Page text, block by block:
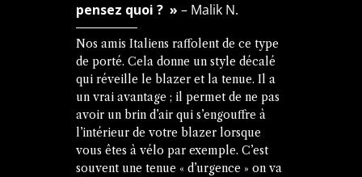
pensez quoi ? » – Malik N.
Nos amis Italiens raffolent de ce type
de porté. Cela donne un style décalé
qui réveille le blazer et la tenue. Il a
un vrai avantage ; il permet de ne pas
avoir un brin d’air qui s’engouffre à
l’intérieur de votre blazer lorsque
vous êtes à vélo par exemple. C’est
souvent une tenue « d’urgence » on va